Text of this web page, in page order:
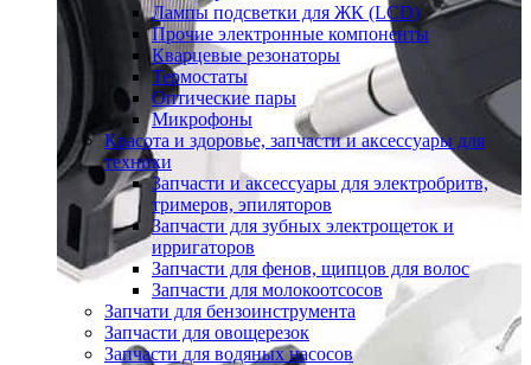
Лампы подсветки для ЖК (LCD)
Прочие электронные компоненты
Кварцевые резонаторы
Термостаты
Оптические пары
Микрофоны
Красота и здоровье, запчасти и аксессуары для
техники
Запчасти и аксессуары для электробритв,
тримеров, эпиляторов
Запчасти для зубных электрощеток и
ирригаторов
Запчасти для фенов, щипцов для волос
Запчасти для молокоотсосов
Запчати для бензоинструмента
Запчасти для овощерезок
Запчасти для водяных насосов